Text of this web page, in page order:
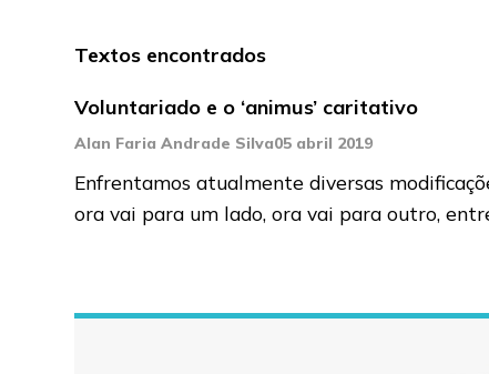
Textos encontrados
Voluntariado e o ‘animus’ caritativo
Alan Faria Andrade Silva05 abril 2019
Enfrentamos atualmente diversas
ora vai para um lado, ora vai para outro,